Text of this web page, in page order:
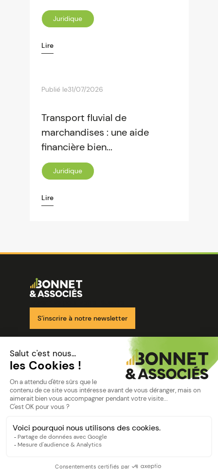
Juridique
Lire
Publié le31/07/2026
Transport fluvial de
marchandises : une aide
financière bien...
Juridique
Lire
Image
S’inscrire à notre newsletter
Nos solutions
Nos cabinets
Mon espace client
Politique de confidentialité
©Bonnet2023